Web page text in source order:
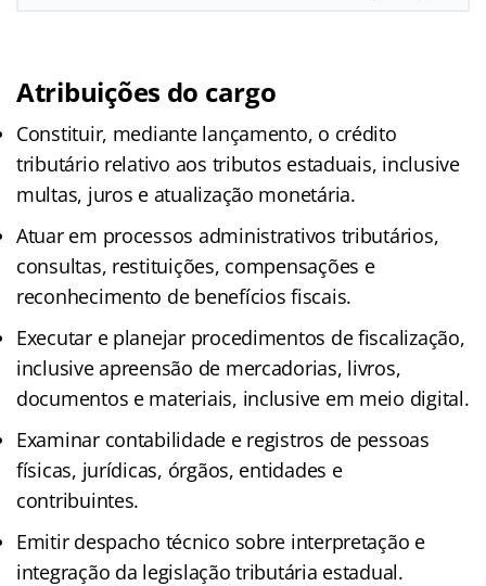
Atribuições do cargo
Constituir, mediante lançamento, o crédito
tributário relativo aos tributos estaduais, inclusive
multas, juros e atualização monetária.
Atuar em processos administrativos tributários,
consultas, restituições, compensações e
reconhecimento de benefícios fiscais.
Executar e planejar procedimentos de fiscalização,
inclusive apreensão de mercadorias, livros,
documentos e materiais, inclusive em meio digital.
Examinar contabilidade e registros de pessoas
físicas, jurídicas, órgãos, entidades e
contribuintes.
Emitir despacho técnico sobre interpretação e
integração da legislação tributária estadual.